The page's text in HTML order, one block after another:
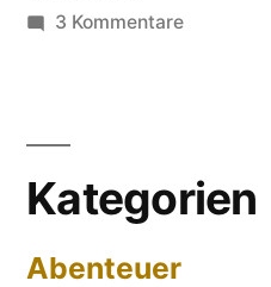
Immobilie
vorbereiten“
3 Kommentarezu
ihre
Immobilie
Kategorien
Abenteuer